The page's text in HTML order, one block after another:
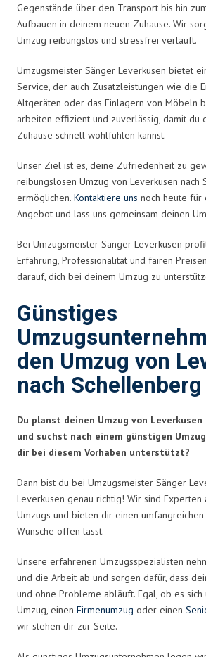
Gegenstände über den Transport bis hin
Aufbauen in deinem neuen Zuhause. Wir
Umzug reibungslos und stressfrei verläuft.
Umzugsmeister Sänger Leverkusen bietet
Service, der auch Zusatzleistungen wie die
Altgeräten oder das Einlagern von Möbeln
arbeiten effizient und zuverlässig, damit du
Zuhause schnell wohlfühlen kannst.
Unser Ziel ist es, deine Zufriedenheit zu
reibungslosen Umzug von Leverkusen nach
ermöglichen. Kontaktiere uns noch heute für
Angebot und lass uns gemeinsam deinen
Bei Umzugsmeister Sänger Leverkusen
Erfahrung, Professionalität und fairen
darauf, dich bei deinem Umzug zu
Günstiges
den Umzug von
nach Schellenberg
Du planst deinen Umzug von Leverkusen
und suchst nach einem günstigen
dir bei diesem Vorhaben unterstützt?
Dann bist du bei Umzugsmeister Sänger
Leverkusen genau richtig! Wir sind
Umzugs und bieten dir einen
Wünsche offen lässt.
Unsere erfahrenen Umzugsspezialisten
und die Arbeit ab und sorgen dafür, dass
und ohne Probleme abläuft. Egal, ob es
Umzug, einen Firmenumzug oder einen
wir stehen dir zur Seite.